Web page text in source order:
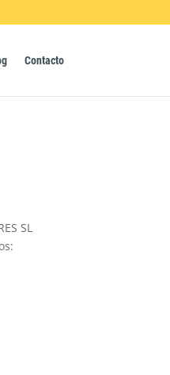
Contacto
SL